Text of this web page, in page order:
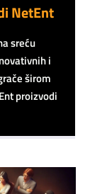
NetEnt
sreću
i
širom
proizvodi